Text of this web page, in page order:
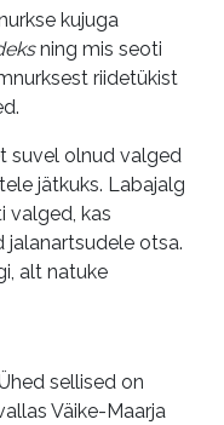
kujuga
ning mis seoti
riidetükist
suvel olnud valged
jätkuks. Labajalg
valged, kas
jalanartsudele otsa.
alt natuke
sellised on
Väike-Maarja